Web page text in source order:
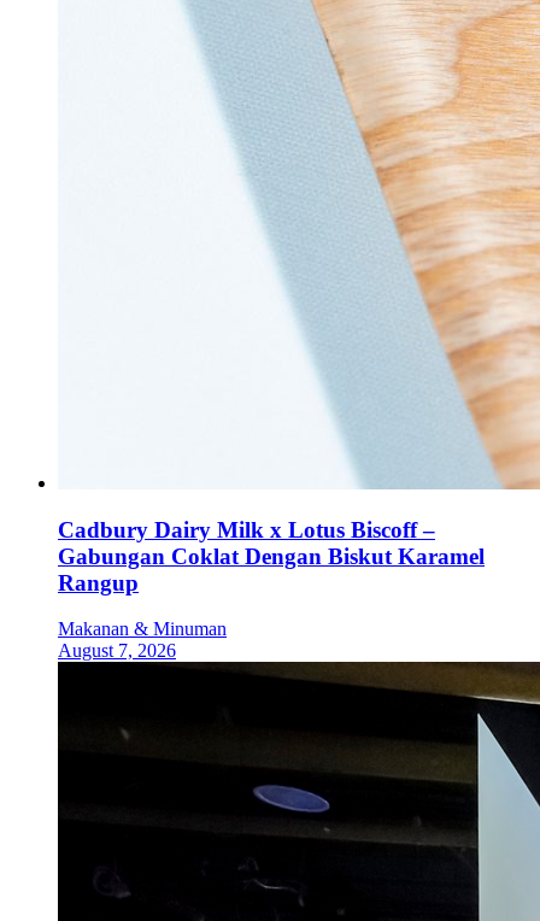
Cadbury Dairy Milk x Lotus Biscoff –
Gabungan Coklat Dengan Biskut Karamel
Rangup
Makanan & Minuman
August 7, 2026